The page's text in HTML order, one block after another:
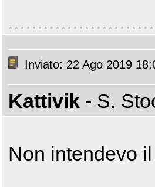
Inviato: 22 Ago 2019
Kattivik - S.
Non intendevo